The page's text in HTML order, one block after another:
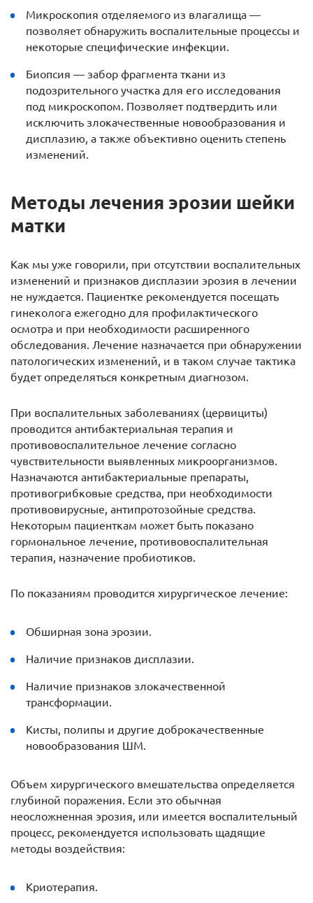
Микроскопия отделяемого из влагалища —
позволяет обнаружить воспалительные процессы и
некоторые специфические инфекции.
Биопсия — забор фрагмента ткани из
подозрительного участка для его исследования
под микроскопом. Позволяет подтвердить или
исключить злокачественные новообразования и
дисплазию, а также объективно оценить степень
изменений.
Методы лечения эрозии шейки
матки
Как мы уже говорили, при отсутствии воспалительных
изменений и признаков дисплазии эрозия в лечении
не нуждается. Пациентке рекомендуется посещать
гинеколога ежегодно для профилактического
осмотра и при необходимости расширенного
обследования. Лечение назначается при обнаружении
патологических изменений, и в таком случае тактика
будет определяться конкретным диагнозом.
При воспалительных заболеваниях (цервициты)
проводится антибактериальная терапия и
противовоспалительное лечение согласно
чувствительности выявленных микроорганизмов.
Назначаются антибактериальные препараты,
противогрибковые средства, при необходимости
противовирусные, антипротозойные средства.
Некоторым пациенткам может быть показано
гормональное лечение, противовоспалительная
терапия, назначение пробиотиков.
По показаниям проводится хирургическое лечение:
Обширная зона эрозии.
Наличие признаков дисплазии.
Наличие признаков злокачественной
трансформации.
Кисты, полипы и другие доброкачественные
новообразования ШМ.
Объем хирургического вмешательства определяется
глубиной поражения. Если это обычная
неосложненная эрозия, или имеется воспалительный
процесс, рекомендуется использовать щадящие
методы воздействия:
Криотерапия.